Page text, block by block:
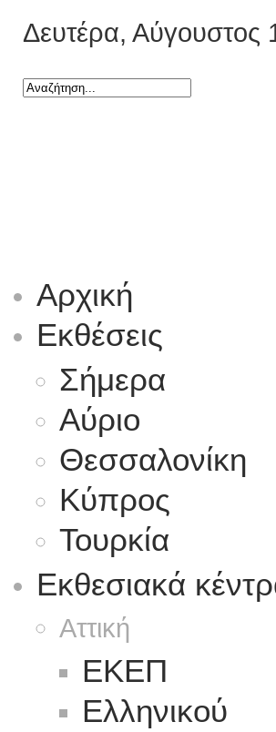
Δευτέρα, Αύγουστος
Αρχική
Εκθέσεις
Σήμερα
Αύριο
Θεσσαλονίκη
Κύπρος
Τουρκία
Εκθεσιακά
Αττική
ΕΚΕΠ
Ελληνικού